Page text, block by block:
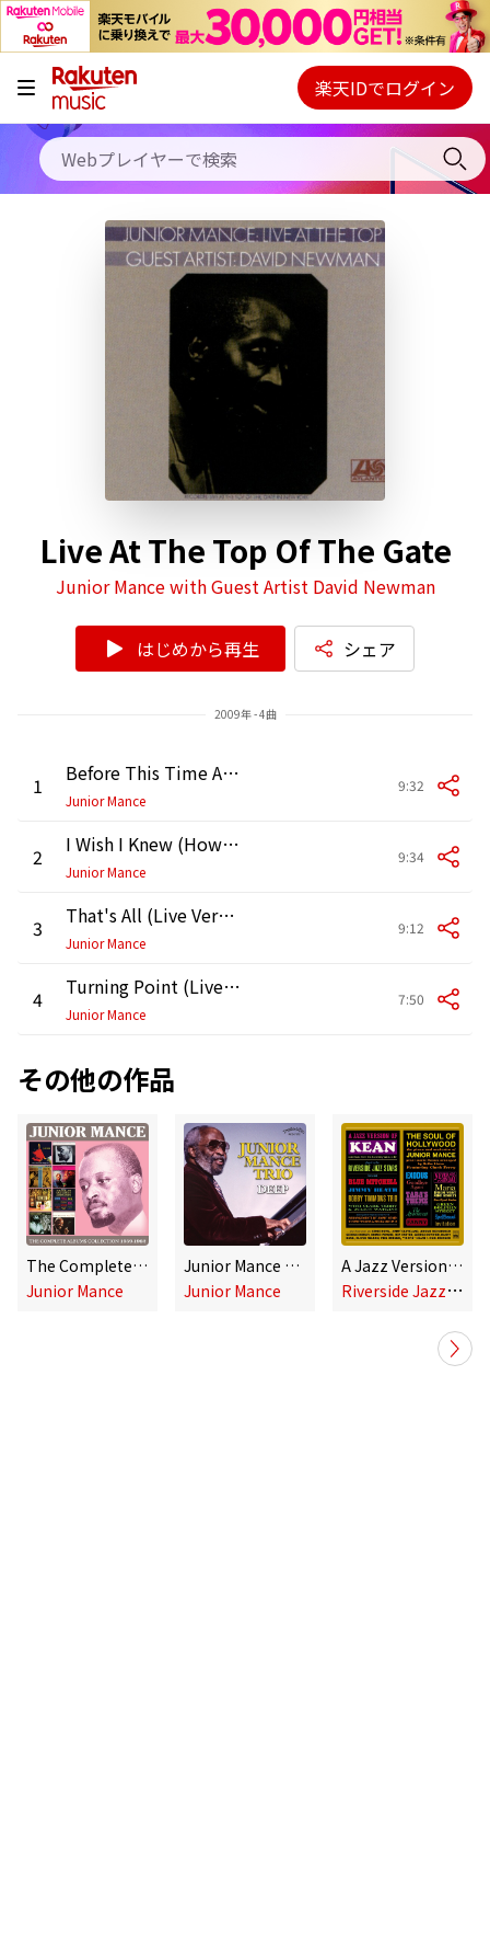
キャンペーン
料金プラン
使い方
初回30日間無料お試し
Webプレイヤー
ご契約内容の確認・変更
楽天IDでログイン
Live At The Top Of The Gate
Junior Mance with Guest Artist David Newman
はじめから再生 シェア
2009年 - 4曲
1 Before This Time Another Year (Live Version)
Junior Mance
9:32
2 I Wish I Knew (How It Would Feel to Be Free) [Live Version]
Junior Mance
9:34
3 That's All (Live Version)
Junior Mance
9:12
4 Turning Point (Live Version)
Junior Mance
7:50
その他の作品
The Complete Albums Collection 1959 - 1962
Junior Mance
Junior Mance Trio - Deep
Junior Mance
A Jazz Version of "Kean" Played by the Riverside Jazz Stars / "The Soul of Hollywood" The Piano and Orchestra of Junior Mance Great Movie Themes Arranged by Melba Liston
R
iverside Jazz Stars & Junior Mance